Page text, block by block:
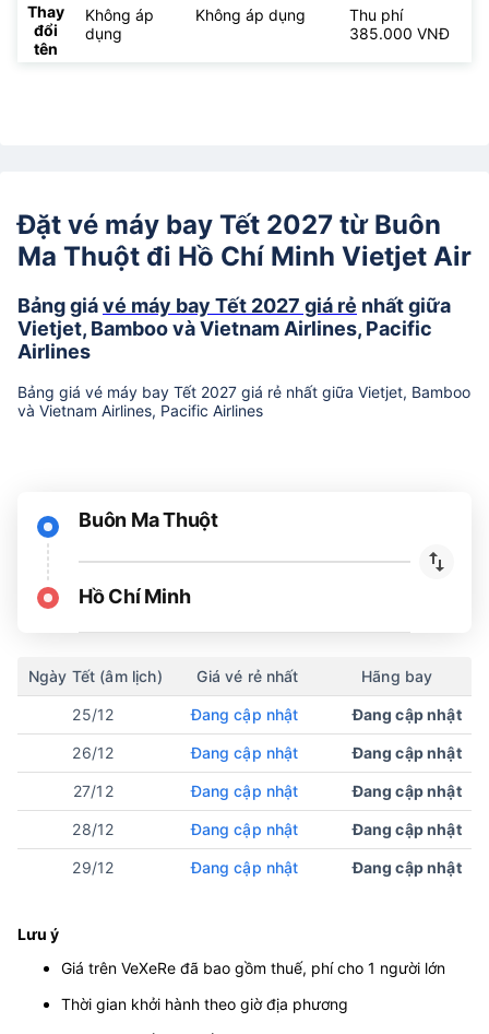
Thay
đổi
tên
Không áp
dụng
Không áp dụng
Thu phí
385.000 VNĐ
Đặt vé máy bay Tết 2027 từ Buôn
Ma Thuột đi Hồ Chí Minh Vietjet Air
Bảng giávé máy bay Tết 2027 giá rẻ nhất giữa
Vietjet, Bamboo và Vietnam Airlines, Pacific
Airlines
Bảng giá vé máy bay Tết 2027 giá rẻ nhất giữa Vietjet, Bamboo
và Vietnam Airlines, Pacific Airlines
Buôn Ma Thuột
Hồ Chí Minh
Ngày Tết (âm lịch) Giá vé rẻ nhất Hãng bay
25/12 Đang cập nhật Đang cập nhật
26/12 Đang cập nhật Đang cập nhật
27/12 Đang cập nhật Đang cập nhật
28/12 Đang cập nhật Đang cập nhật
29/12 Đang cập nhật Đang cập nhật
Lưu ý
Giá trên VeXeRe đã bao gồm thuế, phí cho 1 người lớn
Thời gian khởi hành theo giờ địa phương